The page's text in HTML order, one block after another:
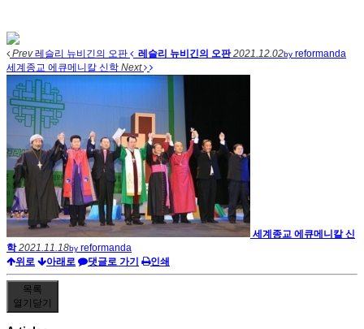
Prev레슬리 뉴비긴의 오판 레슬리 뉴비긴의 오판 2021.12.02by reformanda
세계종교 에큐메니칼 신학 Next
세계종교 에큐메니칼 신
학 2021.11.18by reformanda
위로
아래로 댓글로 가기 인쇄
목록
열기 닫기